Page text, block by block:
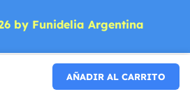
AÑADIR AL CARRITO
by Funidelia Argentina